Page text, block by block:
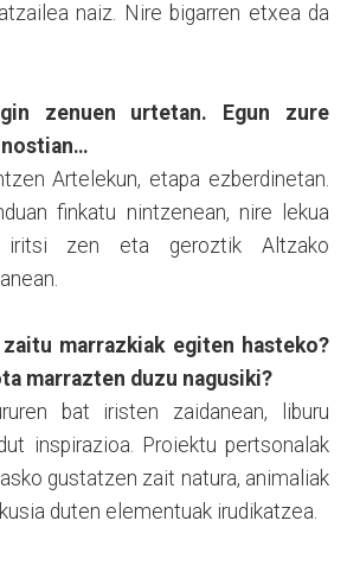
naiz. Nire bigarren etxea da
zenuen urtetan. Egun zure
Artelekun, etapa ezberdinetan.
finkatu nintzenean, nire lekua
iritsi zen eta geroztik Altzako
marrazkiak egiten hasteko?
marrazten duzu nagusiki?
bat iristen zaidanean, liburu
inspirazioa. Proiektu pertsonalak
gustatzen zait natura, animaliak
duten elementuak irudikatzea.